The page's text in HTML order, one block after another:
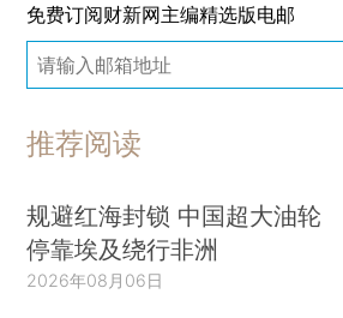
免费订阅财新网主编精选版电邮
推荐阅读
规避红海封锁 中国超大油轮
停靠埃及绕行非洲
2026年08月06日